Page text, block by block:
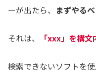
ーが出たら、 まずやる
それは、 「xxx」を構
検索できないソフトを